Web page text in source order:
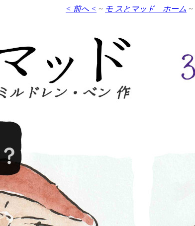
< 前へ < ~ モ スとマッド ホーム ~